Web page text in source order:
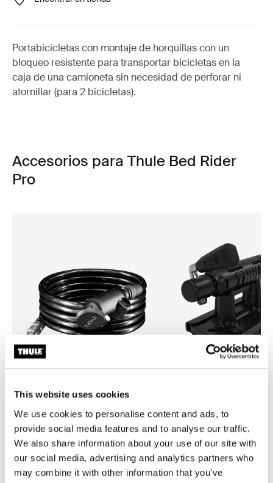
This website uses cookies
We use cookies to personalise content and ads, to
provide social media features and to analyse our traffic.
We also share information about your use of our site with
our social media, advertising and analytics partners who
may combine it with other information that you’ve
Portabicicletas con montaje de horquillas con un
bloqueo resistente para transportar bicicletas en la
caja de una camioneta sin necesidad de perforar ni
atornillar (para 2 bicicletas).
Accesorios para Thule Bed Rider
Pro
Thule Cable Lock
candado de cable en negro
Thule Bed Rider Pro
bloque complementario